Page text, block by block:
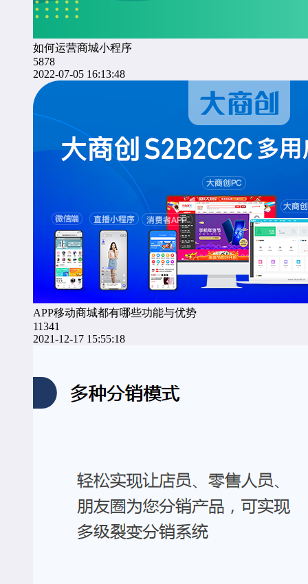
如何运营商城小程序
5878
2022-07-05 16:13:48
APP移动商城都有哪些功能与优势
11341
2021-12-17 15:55:18